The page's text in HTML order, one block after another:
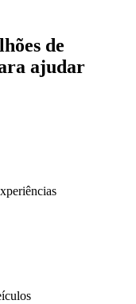
de
ajudar